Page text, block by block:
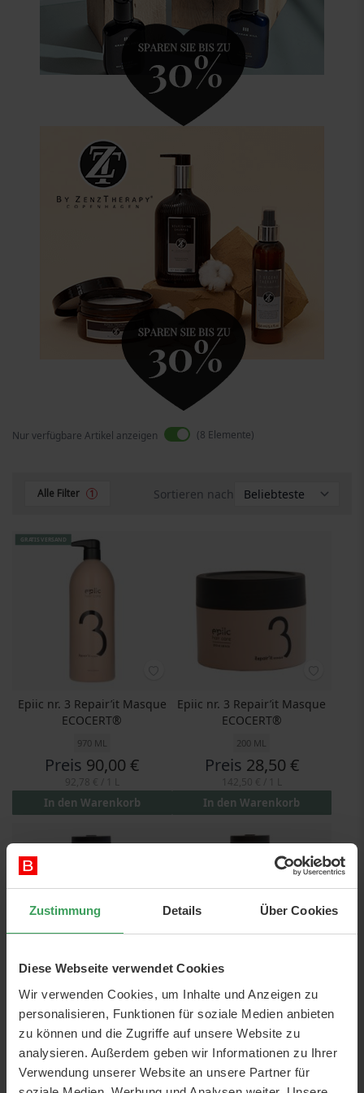
Zustimmung Details Über Cookies
Diese Webseite verwendet Cookies
Wir verwenden Cookies, um Inhalte und Anzeigen zu
personalisieren, Funktionen für soziale Medien anbieten
zu können und die Zugriffe auf unsere Website zu
analysieren. Außerdem geben wir Informationen zu Ihrer
Verwendung unserer Website an unsere Partner für
Nur verfügbare Artikel anzeigen 8 Elemente
Alle Filter 1 Sortieren nach
GRATIS VERSAND
Epiic nr. 3 Repair’it Masque
ECOCERT®
970 ML
Preis 90,00 €
In den Warenkorb
Epiic nr. 3 Repair’it Masque
ECOCERT®
200 ML
Preis 28,50 €
In den Warenkorb
Epiic nr. 1 Repair’it Shampoo
ECOCERT®
250 ML
Preis28,50 €
114,00 €/ 1 L
Epiic nr. 2 Repair’it
Conditioner ECOCERT®
250 ML
Preis28,50 €
114,00 €/ 1 L